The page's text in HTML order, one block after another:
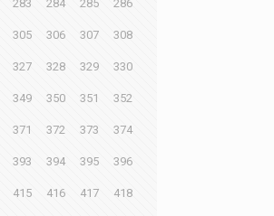
283 284 285 286
305 306 307 308
327 328 329 330
349 350 351 352
371 372 373 374
393 394 395 396
415 416 417 418